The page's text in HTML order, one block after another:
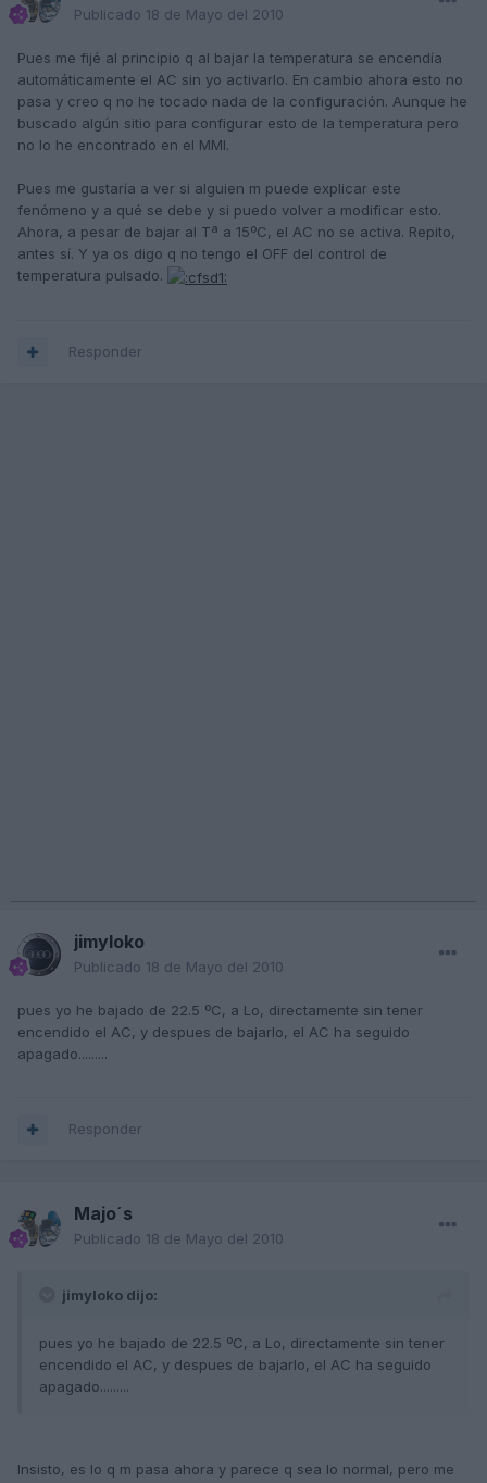
Publicado 18 de Mayo del 2010
Pues me fijé al principio q al bajar la temperatura se encendía
automáticamente el AC sin yo activarlo. En cambio ahora esto no
pasa y creo q no he tocado nada de la configuración. Aunque he
buscado algún sitio para configurar esto de la temperatura pero
no lo he encontrado en el MMI.
Pues me gustaría a ver si alguien m puede explicar este
fenómeno y a qué se debe y si puedo volver a modificar esto.
Ahora, a pesar de bajar al Tª a 15ºC, el AC no se activa. Repito,
antes sí. Y ya os digo q no tengo el OFF del control de
temperatura pulsado.
Responder
jimyloko
Publicado 18 de Mayo del 2010
pues yo he bajado de 22.5 ºC, a Lo, directamente sin tener
encendido el AC, y despues de bajarlo, el AC ha seguido
apagado.........
Responder
Majo´s
Publicado 18 de Mayo del 2010
jimyloko dijo:
pues yo he bajado de 22.5 ºC, a Lo, directamente sin tener
encendido el AC, y despues de bajarlo, el AC ha seguido
apagado.........
Insisto, es lo q m pasa ahora y parece q sea lo normal, pero me